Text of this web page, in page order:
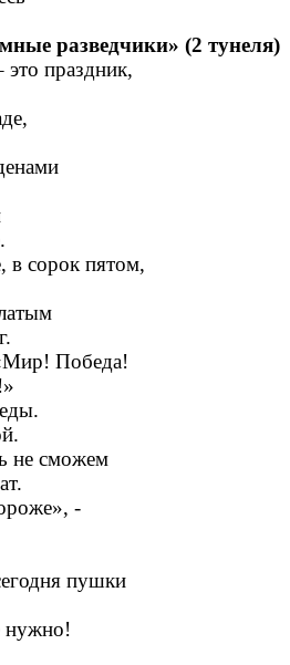
разведчики» (2 тунеля)
праздник,
в сорок пятом,
Победа!
не сможем
-
пушки